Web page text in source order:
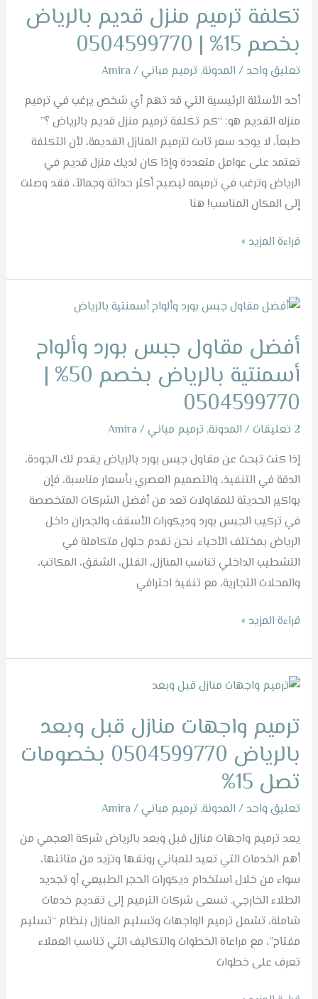
تكلفة ترميم منزل قديم بالرياض
بخصم 15% | 0504599770
تعليق واحد / المدونة, ترميم مباني/
Amira
أحد الأسئلة الرئيسية التي قد تهم أي شخص يرغب في ترميم
منزله القديم هو: “كم تكلفة ترميم منزل قديم بالرياض ؟”
طبعاً، لا يوجد سعر ثابت لترميم المنازل القديمة، لأن التكلفة
تعتمد على عوامل متعددة وإذا كان لديك منزل قديم في
الرياض وترغب في ترميمه ليصبح أكثر حداثة وجمالاً، فقد وصلت
إلى المكان المناسب! هنا
منزل
قديم
بالرياض
بخصم
15%
|
0504599770
قراءة المزيد »
أفضل مقاول جبس بورد وألواح
أسمنتية بالرياض بخصم 50% |
0504599770
2 تعليقات / المدونة, ترميم مباني/
Amira
إذا كنت تبحث عن مقاول جبس بورد بالرياض يقدم لك الجودة،
الدقة في التنفيذ، والتصميم العصري بأسعار مناسبة، فإن
بواكير الحديثة للمقاولات تعد من أفضل الشركات المتخصصة
في تركيب الجبس بورد وديكورات الأسقف والجدران داخل
الرياض بمختلف الأحياء. نحن نقدم حلول متكاملة في
التشطيب الداخلي تناسب المنازل، الفلل، الشقق، المكاتب،
والمحلات التجارية، مع تنفيذ احترافي
أفضل
جبس
بورد
أسمنتية
بالرياض
بخصم
50%
0504599770
قراءة المزيد »
ترميم واجهات منازل قبل وبعد
بالرياض 0504599770 بخصومات
تصل 15%
تعليق واحد / المدونة, ترميم مباني/
Amira
يعد ترميم واجهات منازل قبل وبعد بالرياض شركة العجمي من
أهم الخدمات التي تعيد للمباني رونقها وتزيد من متانتها،
سواء من خلال استخدام ديكورات الحجر الطبيعي أو تجديد
الطلاء الخارجي. تسعى شركات الترميم إلى تقديم خدمات
شاملة، تشمل ترميم الواجهات وتسليم المنازل بنظام “تسليم
مفتاح”، مع مراعاة الخطوات والتكاليف التي تناسب العملاء
تعرف على خطوات
ترميم
منازل
قبل
وبعد
بالرياض
0504599770
بخصومات
تصل